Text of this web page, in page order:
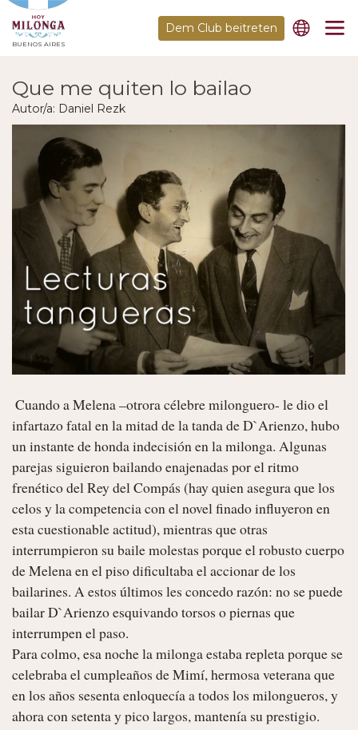
BUENOS AIRES
Dem Club beitreten
Que me quiten lo bailao
Autor/a: Daniel Rezk
infartazo fatal en la mitad de la tanda de D`Arienzo, hubo
un instante de honda indecisión en la milonga. Algunas
parejas siguieron bailando enajenadas por el ritmo
frenético del Rey del Compás (hay quien asegura que los
celos y la competencia con el novel finado influyeron en
esta cuestionable actitud), mientras que otras
interrumpieron su baile molestas porque el robusto cuerpo
de Melena en el piso dificultaba el accionar de los
bailarines. A estos últimos les concedo razón: no se puede
bailar D`Arienzo esquivando torsos o piernas que
interrumpen el paso.
Para colmo, esa noche la milonga estaba repleta porque se
celebraba el cumpleaños de Mimí, hermosa veterana que
en los años sesenta enloquecía a todos los milongueros, y
ahora con setenta y pico largos, mantenía su prestigio.